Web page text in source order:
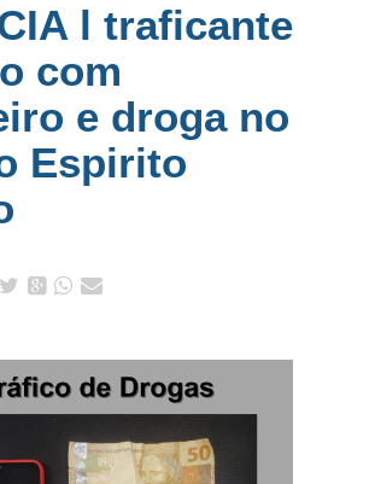
l traficante
com
e droga no
Espirito